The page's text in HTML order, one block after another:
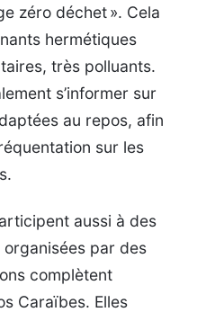
zéro déchet ». Cela
hermétiques
très polluants.
s’informer sur
au repos, afin
sur les
aussi à des
par des
complètent
Caraïbes. Elles